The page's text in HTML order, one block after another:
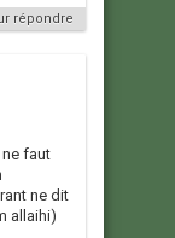
répondre
ne faut
ne dit
allaihi)